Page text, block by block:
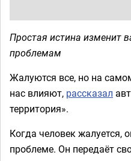
Простая истина изменит
проблемам
Жалуются все, но на
нас влияют, рассказал
территория».
Когда человек жалуется,
проблеме. Он передаёт